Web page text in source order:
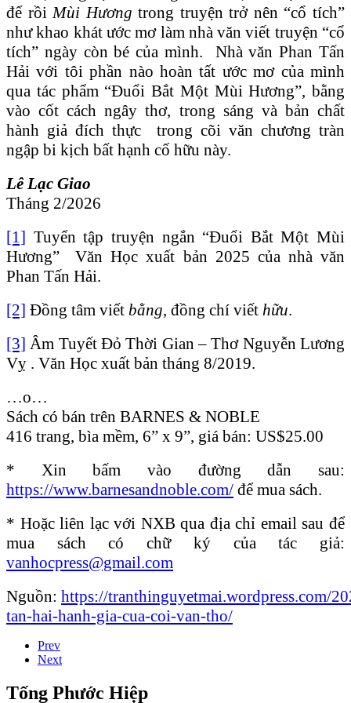
để rồiMùi Hương trong truyện trở nên “cổ tích”
như khao khát ước mơ làm nhà văn viết truyện “cổ
tích” ngày còn bé của mình. Nhà văn Phan Tấn
Hải với tôi phần nào hoàn tất ước mơ của mình
qua tác phẩm “Đuổi Bắt Một Mùi Hương”, bằng
vào cốt cách ngây thơ, trong sáng và bản chất
hành giả đích thực trong cõi văn chương tràn
ngập bi kịch bất hạnh cố hữu này.
Lê Lạc Giao
Tháng 2/2026
[1] Tuyển tập truyện ngắn “Đuổi Bắt Một Mùi
Hương” Văn Học xuất bản 2025 của nhà văn
Phan Tấn Hải.
[2] Đồng tâm viết bằng, đồng chí viết hữu.
[3] Âm Tuyết Đỏ Thời Gian – Thơ Nguyễn Lương
Vỵ . Văn Học xuất bản tháng 8/2019.
…o…
Sách có bán trên BARNES & NOBLE
416 trang, bìa mềm, 6” x 9”, giá bán: US$25.00
* Xin bấm vào đường dẫn sau:
https://www.barnesandnoble.com/ để mua sách.
* Hoặc liên lạc với NXB qua địa chỉ email sau để
mua sách có chữ ký của tác giả:
vanhocpress@gmail.com
Nguồn: https://tranthinguyetmai.wordpress.com/
tan-hai-hanh-gia-cua-coi-van-tho/
Prev
Next
Tống Phước Hiệp